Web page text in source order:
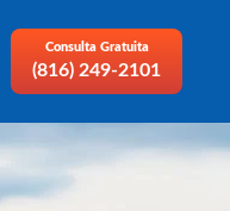
Consulta Gratuita
(816) 249-2101